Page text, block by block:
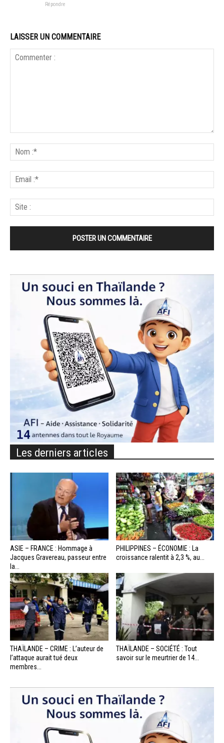
Répondre
LAISSER UN COMMENTAIRE
Les derniers articles
ASIE – FRANCE : Hommage à
Jacques Gravereau, passeur entre
la...
PHILIPPINES – ÉCONOMIE : La
croissance ralentit à 2,3 %, au...
THAÏLANDE – CRIME : L’auteur de
l’attaque aurait tué deux
membres...
THAÏLANDE – SOCIÉTÉ : Tout
savoir sur le meurtrier de 14...